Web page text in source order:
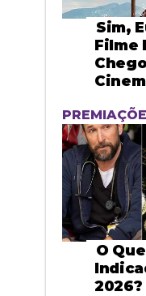
Sim,
Filme
O
2026?